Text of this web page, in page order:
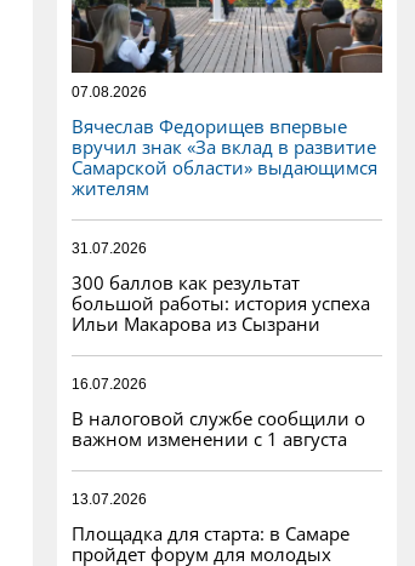
07.08.2026
Вячеслав Федорищев впервые
вручил знак «За вклад в развитие
Самарской области» выдающимся
жителям
31.07.2026
300 баллов как результат
большой работы: история успеха
Ильи Макарова из Сызрани
16.07.2026
В налоговой службе сообщили о
важном изменении с 1 августа
13.07.2026
Площадка для старта: в Самаре
пройдет форум для молодых